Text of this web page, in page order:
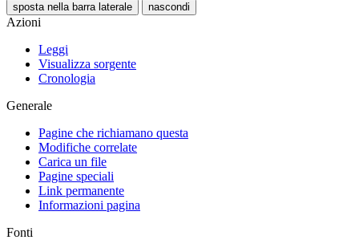
sposta nella barra laterale nascondi
Azioni
Leggi
Visualizza sorgente
Cronologia
Generale
Pagine che richiamano questa
Modifiche correlate
Carica un file
Pagine speciali
Link permanente
Informazioni pagina
Fonti